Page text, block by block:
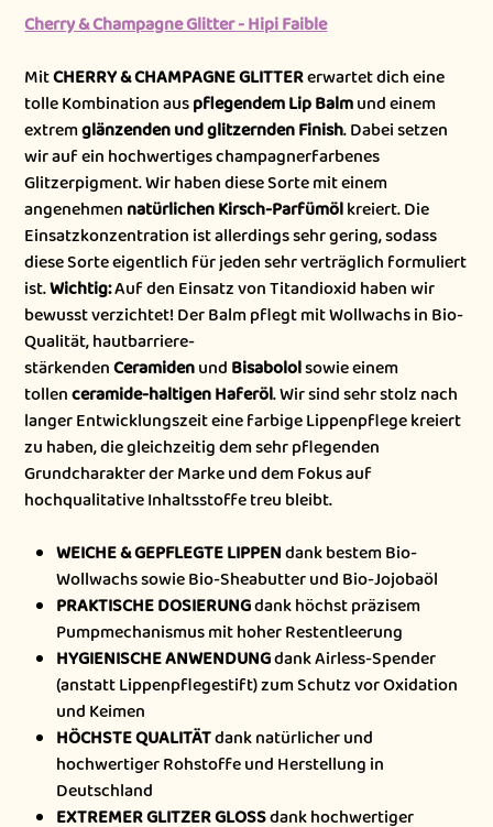
Cherry & Champagne Glitter - Hipi Faible
MitCHERRY & CHAMPAGNE GLITTERerwartet dich eine
tolle Kombination auspflegendem Lip Balmund einem
extremglänzenden und glitzernden Finish. Dabei setzen
wir auf ein hochwertiges champagnerfarbenes
Glitzerpigment. Wir haben diese Sorte mit einem
angenehmen natürlichen Kirsch-Parfümölkreiert. Die
Einsatzkonzentration ist allerdings sehr gering, sodass
diese Sorte eigentlich für jeden sehr verträglich formuliert
ist.Wichtig:Auf den Einsatz von Titandioxid haben wir
bewusst verzichtet! Der Balm pflegt mit Wollwachs in Bio-
Qualität, hautbarriere-
stärkendenCeramidenund Bisabololsowie einem
tollenceramide-haltigen Haferöl. Wir sind sehr stolz nach
langer Entwicklungszeit eine farbige Lippenpflege kreiert
zu haben, die gleichzeitig dem sehr pflegenden
Grundcharakter der Marke und dem Fokus auf
hochqualitative Inhaltsstoffe treu bleibt.
WEICHE & GEPFLEGTE LIPPENdank bestem Bio-
Wollwachs sowie Bio-Sheabutter und Bio-Jojobaöl
PRAKTISCHE DOSIERUNGdank höchst präzisem
Pumpmechanismus mit hoher Restentleerung
HYGIENISCHE ANWENDUNGdank Airless-Spender
(anstatt Lippenpflegestift) zum Schutz vor Oxidation
und Keimen
HÖCHSTE QUALITÄTdank natürlicher und
hochwertiger Rohstoffe und Herstellung in
Deutschland
EXTREMER GLITZER GLOSSdank hochwertiger